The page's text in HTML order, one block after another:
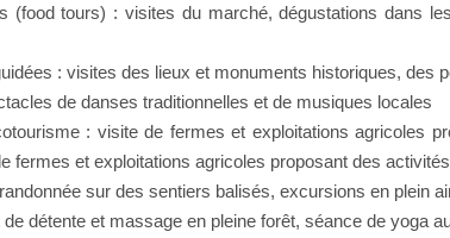
(food tours) : visites du marché, dégustations dans
: visites des lieux et monuments historiques, des
de danses traditionnelles et de musiques locales
: visite de fermes et exploitations agricoles
fermes et exploitations agricoles proposant des
sur des sentiers balisés, excursions en plein
détente et massage en pleine forêt, séance de yoga